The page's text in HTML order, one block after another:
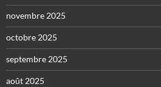
novembre 2025
octobre 2025
septembre 2025
août 2025